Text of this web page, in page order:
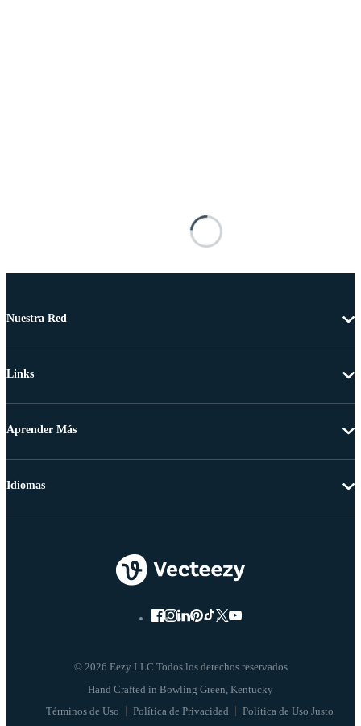
Nuestra Red
Links
Aprender Más
© 2026 Eezy LLC Todos los derechos reservados
Términos de Uso Política de Privacidad Política de Uso Justo
Idiomas